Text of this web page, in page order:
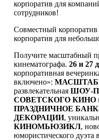
корпоратив для
сотрудников!
Совместный
корпоратив для
Получите масштабный
кинематографа. 26 и 27
корпоративная
включено»:
развлекательная ШОУ-
СОВЕТСКОГО КИНО
ПРАЗДНИЧНОЕ
ДЕКОРАЦИИ,
КИНОМЬЮЗИКЛ,
юмористического дуэта